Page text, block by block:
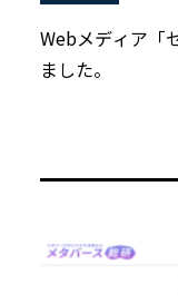
Webメディア「
ました。